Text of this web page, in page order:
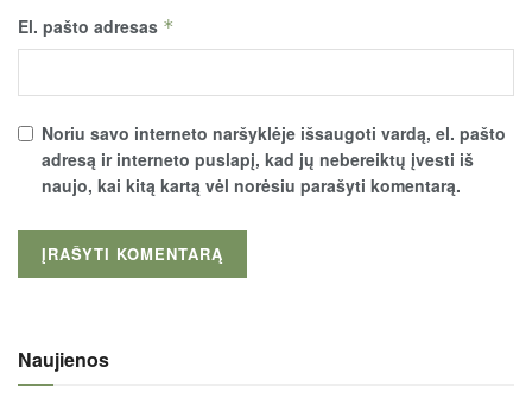
El. pašto adresas *
Noriu savo interneto naršyklėje išsaugoti vardą, el. pašto
adresą ir interneto puslapį, kad jų nebereiktų įvesti iš
naujo, kai kitą kartą vėl norėsiu parašyti komentarą.
Naujienos